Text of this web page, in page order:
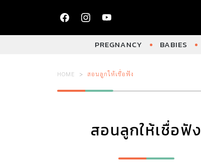
PREGNANCY BABIES
HOME สอนลูกให้เชื่อฟัง
สอนลูกให้เชื่อฟัง